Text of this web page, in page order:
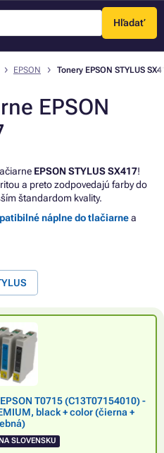
Hľadať
Menu
EPSON Tonery EPSON STYLUS
EPSON
EPSON STYLUS SX417!
a preto zodpovedajú farby do
štandardom kvality.
náplne do tlačiarnea
T0715 (C13T07154010) -
black + color (čierna +
SLOVENSKU